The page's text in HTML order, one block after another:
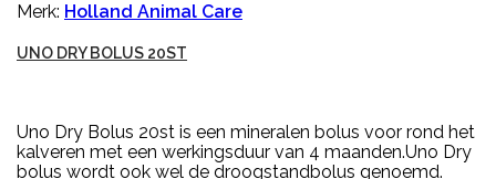
Merk: Holland Animal Care
UNO DRY BOLUS 20ST
Uno Dry Bolus 20st is een mineralen bolus voor rond het
kalveren met een werkingsduur van 4 maanden.Uno Dry
bolus wordt ook wel de droogstandbolus genoemd.